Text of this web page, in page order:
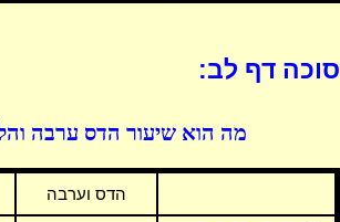
סוכה דף לב:
מה הוא שיעור הדס ערבה
הדס וערבה